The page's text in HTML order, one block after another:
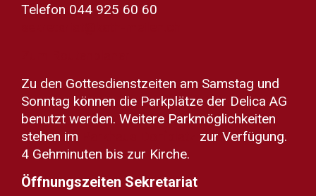
Telefon 044 925 60 60
Zu den Gottesdienstzeiten am Samstag und
Sonntag können die Parkplätze der Delica AG
benutzt werden. Weitere Parkmöglichkeiten
stehen im
zur Verfügung.
4 Gehminuten bis zur Kirche.
Öffnungszeiten Sekretariat